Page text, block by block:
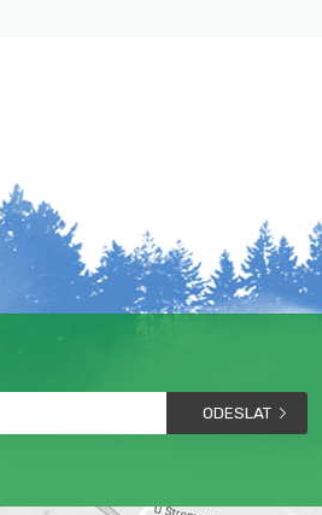
ODESLAT